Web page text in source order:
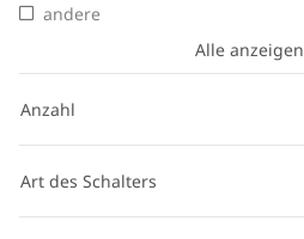
andere
Alle anzeigen
Anzahl
Art des Schalters